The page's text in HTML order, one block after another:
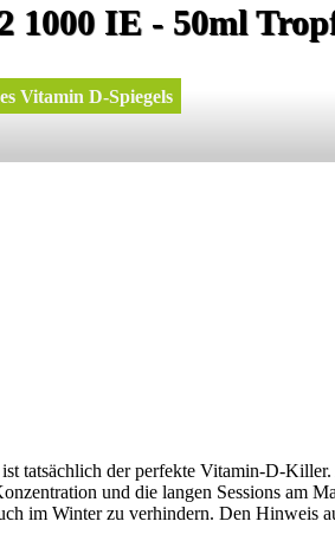
1000 IE - 50ml
Vitamin D-Spiegels
tatsächlich der perfekte Vitamin-D-
und die langen Sessions am
im Winter zu verhindern. Den Hinweis